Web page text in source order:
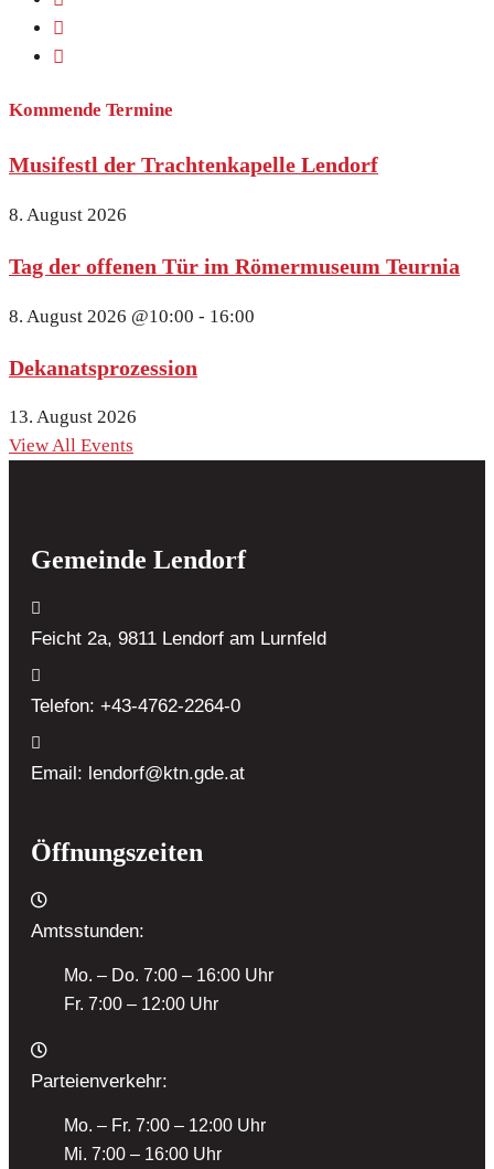
Kommende Termine
Musifestl der Trachtenkapelle Lendorf
8. August 2026
Tag der offenen Tür im Römermuseum Teurnia
8. August 2026 @10:00 - 16:00
Dekanatsprozession
13. August 2026
View All Events
Gemeinde Lendorf
Feicht 2a, 9811 Lendorf am Lurnfeld
Telefon: +43-4762-2264-0
Email: lendorf@ktn.gde.at
Öffnungszeiten
Amtsstunden:
Mo. – Do. 7:00 – 16:00 Uhr
Fr. 7:00 – 12:00 Uhr
Parteienverkehr:
Mo. – Fr. 7:00 – 12:00 Uhr
Mi. 7:00 – 16:00 Uhr